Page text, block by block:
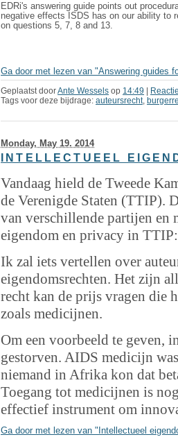
EDRi's answering guide points out
negative effects ISDS has on our ability to
on questions 5, 7, 8 and 13.
Ga door met lezen van "Answering guides
Geplaatst doorAnte Wessels op 14:49
Tags voor deze bijdrage:auteursrecht,
Monday, May 19. 2014
INTELLECTUEEL
Vandaag hield de Tweede
de Verenigde Staten (TTIP).
van verschillende partijen en
eigendom en privacy in TTIP:
Ik zal iets vertellen over
eigendomsrechten. Het zijn
recht kan de prijs vragen die
zoals medicijnen.
Om een voorbeeld te geven,
gestorven. AIDS medicijn
niemand in Afrika kon dat
Toegang tot medicijnen is
effectief instrument om
Ga door met lezen van "Intellectueel